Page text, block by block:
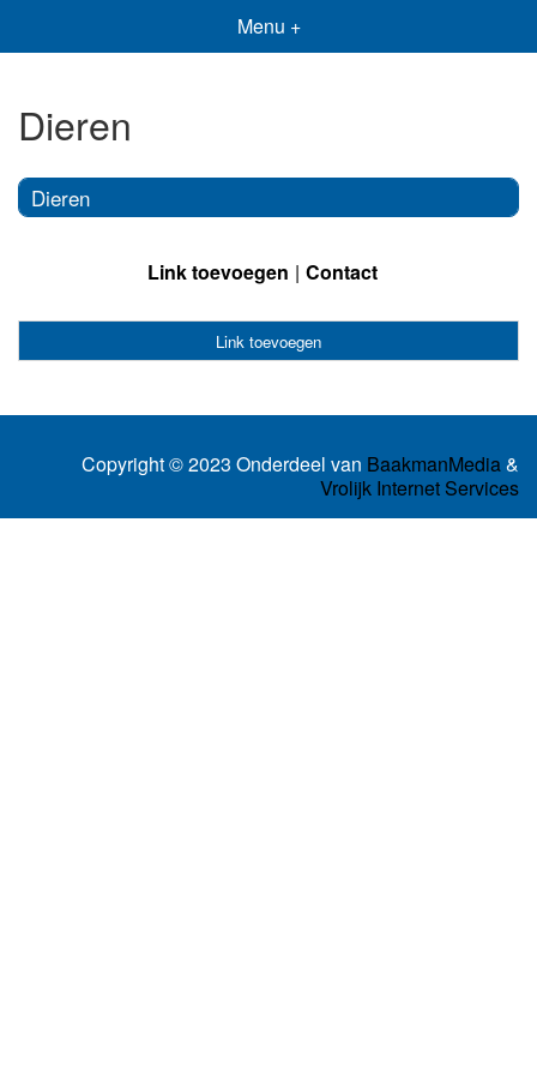
Menu +
Dieren
Dieren
Link toevoegen Contact
Link toevoegen
Copyright © 2023 Onderdeel van BaakmanMedia&
Vrolijk Internet Services